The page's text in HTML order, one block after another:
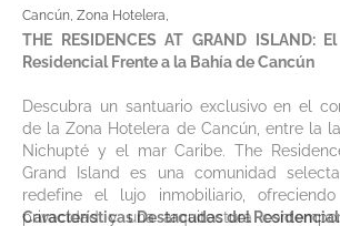
Cancún, Zona Hotelera,
THE RESIDENCES AT GRAND ISLAND:
Residencial Frente a la Bahía de Cancún
Descubra un santuario exclusivo en el
de la Zona Hotelera de Cancún, entre la
Nichupté y el mar Caribe. The
Grand Island es una comunidad
redefine el lujo inmobiliario, ofreciendo
privacidad y una arquitectura
Características Destacadas del